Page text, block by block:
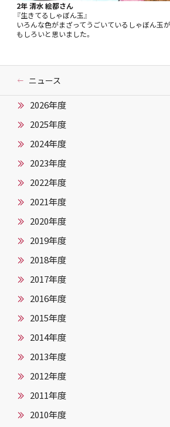
2年 清水 絵都さん
『生きてるしゃぼん玉』
いろんな色がまざってうごいているしゃぼん玉
もしろいと思いました。
ニュース
2026年度
2025年度
2024年度
2023年度
2022年度
2021年度
2020年度
2019年度
2018年度
2017年度
2016年度
2015年度
2014年度
2013年度
2012年度
2011年度
2010年度